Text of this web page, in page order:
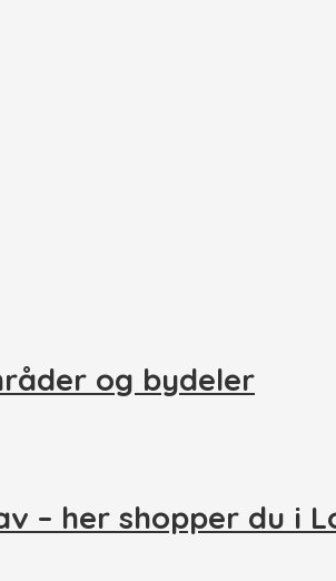
og bydeler
– her shopper du i